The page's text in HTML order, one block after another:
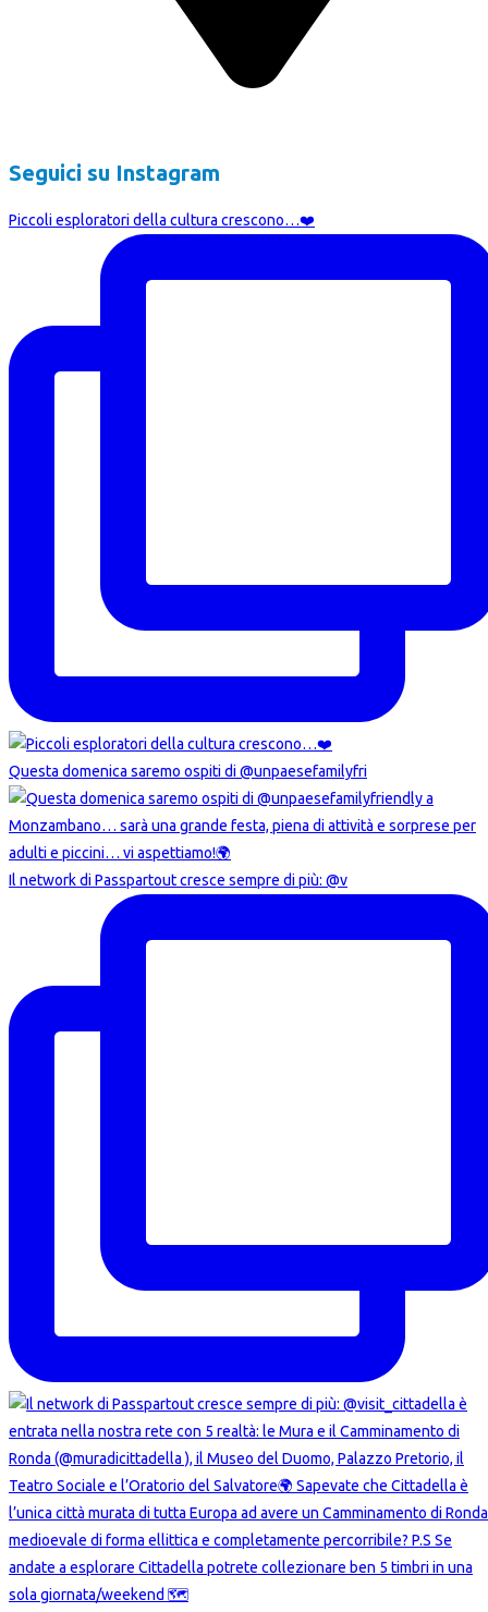
Seguici su Instagram
Piccoli esploratori della cultura crescono…❤️
Questa domenica saremo ospiti di @unpaesefamilyfri
Il network di Passpartout cresce sempre di più: @v